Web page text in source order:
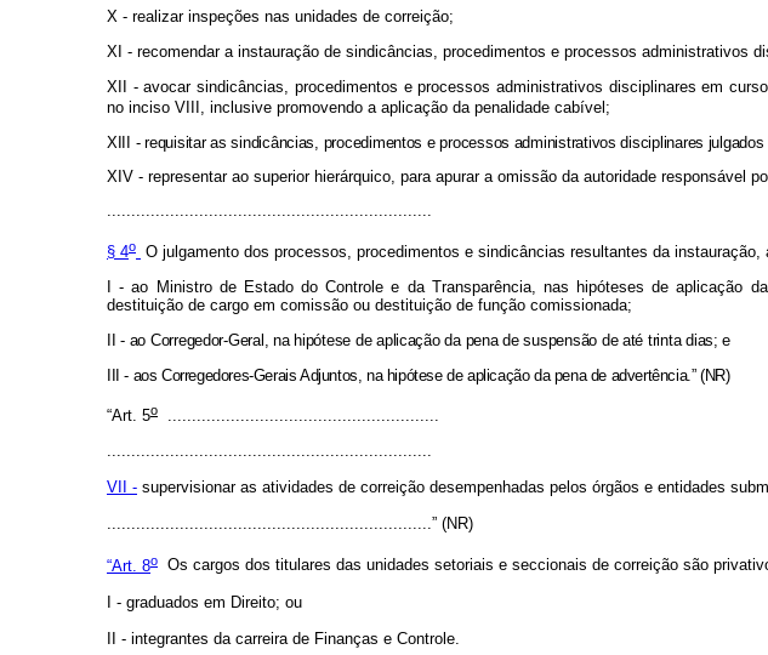
X - realizar inspeções nas unidades de correição;
XI - recomendar a instauração de sindicâncias, procedimentos e processos administrativos
XII - avocar sindicâncias, procedimentos e processos administrativos disciplinares em
no inciso VIII, inclusive promovendo a aplicação da penalidade cabível;
XIII - requisitar as sindicâncias, procedimentos e processos administrativos disciplinares
XIV - representar ao superior hierárquico, para apurar a omissão da autoridade responsável
§ 4o
O julgamento dos processos, procedimentos e sindicâncias resultantes da
I - ao Ministro de Estado do Controle e da Transparência, nas hipóteses de aplicação
destituição de cargo em comissão ou destituição de função comissionada;
II - ao Corregedor-Geral, na hipótese de aplicação da pena de suspensão de até trinta dias; e
III - aos Corregedores-Gerais Adjuntos, na hipótese de aplicação da pena de advertência.” (NR)
“Art. 5o
........................................................
...................................................................
VII - supervisionar as atividades de correição desempenhadas pelos órgãos e entidades
...................................................................” (NR)
“Art. 8o
Os cargos dos titulares das unidades setoriais e seccionais de correição são
I - graduados em Direito; ou
II - integrantes da carreira de Finanças e Controle.